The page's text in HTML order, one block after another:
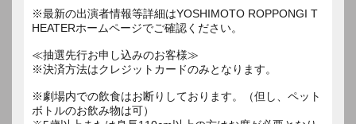
※最新の出演者情報等詳細はYOSHIMOTO ROPPONGI T
HEATERホームページでご確認ください。
≪抽選先行お申し込みのお客様≫
※決済方法はクレジットカードのみとなります。
※劇場内での飲食はお断りしております。（但し、ペット
ボトルのお飲み物は可）